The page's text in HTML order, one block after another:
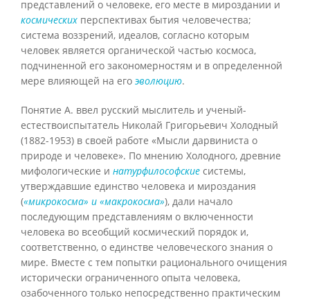
представлений о человеке, его месте в мироздании и
космических перспективах бытия человечества;
система воззрений, идеалов, согласно которым
человек является органической частью космоса,
подчиненной его закономерностям и в определенной
мере влияющей на его эволюцию.
Понятие А. ввел русский мыслитель и ученый-
естествоиспытатель Николай Григорьевич Холодный
(1882-1953) в своей работе «Мысли дарвиниста о
природе и человеке». По мнению Холодного, древние
мифологические и натурфилософские системы,
утверждавшие единство человека и мироздания
(«микрокосма» и «макрокосма»), дали начало
последующим представлениям о включенности
человека во всеобщий космический порядок и,
соответственно, о единстве человеческого знания о
мире. Вместе с тем попытки рационального очищения
исторически ограниченного опыта человека,
озабоченного только непосредственно практическим